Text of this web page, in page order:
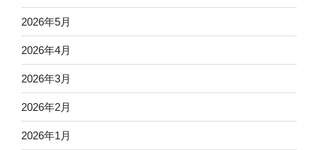
2026年5月
2026年4月
2026年3月
2026年2月
2026年1月